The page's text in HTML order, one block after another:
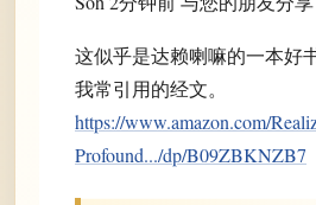
这似乎是达赖喇嘛的一本好
我常引用的经文。
https://www.amazon.com/
Profound.../dp/B09ZBKNZB7